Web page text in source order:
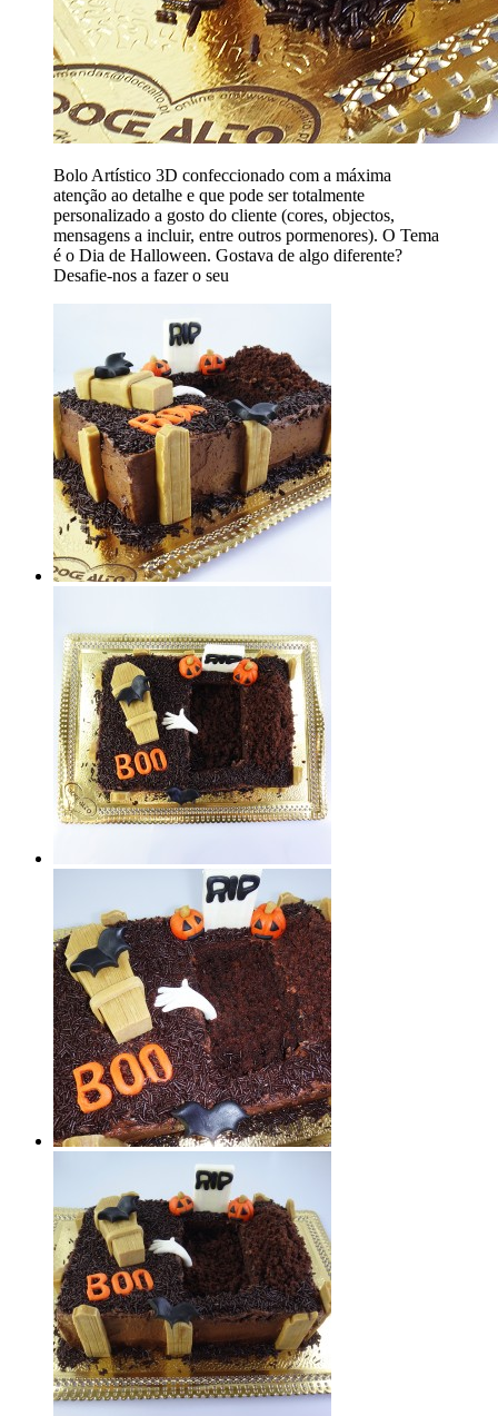
Bolo Artístico 3D confeccionado com a máxima
atenção ao detalhe e que pode ser totalmente
personalizado a gosto do cliente (cores, objectos,
mensagens a incluir, entre outros pormenores). O Tema
é o Dia de Halloween. Gostava de algo diferente?
Desafie-nos a fazer o seu